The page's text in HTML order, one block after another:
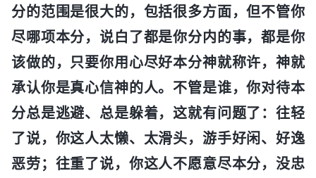
分的范围是很大的，包括很多方面，但不管你
尽哪项本分，说白了都是你分内的事，都是你
该做的，只要你用心尽好本分神就称许，神就
承认你是真心信神的人。不管是谁，你对待本
分总是逃避、总是躲着，这就有问题了：往轻
了说，你这人太懒、太滑头，游手好闲、好逸
恶劳；往重了说，你这人不愿意尽本分，没忠